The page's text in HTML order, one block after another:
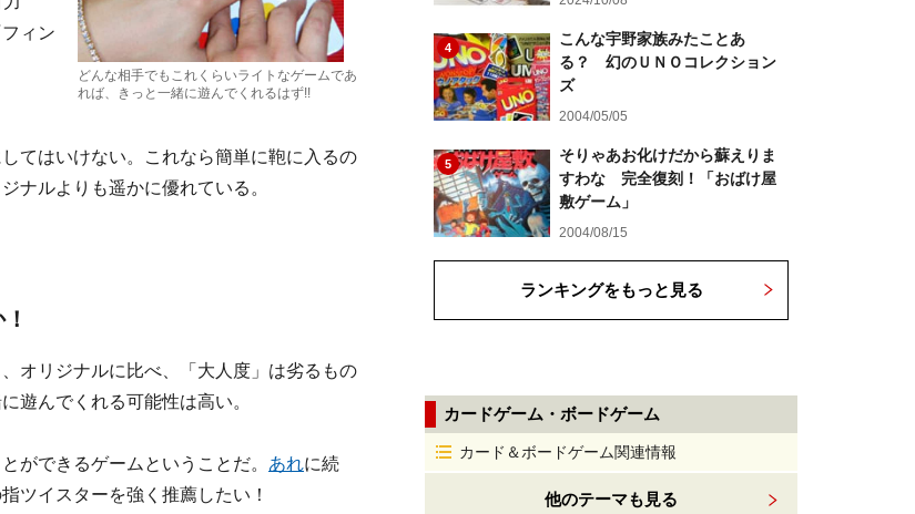
どんな相手でもこれくらいライトなゲームであ
れば、きっと一緒に遊んでくれるはず!!
ィン
てはいけない。これなら簡単に鞄に入るの
ナルよりも遥かに優れている。
オリジナルに比べ、「大人度」は劣るもの
遊んでくれる可能性は高い。
ができるゲームということだ。 あれに続
ツイスターを強く推薦したい！
4
こんな宇野家族みたことあ
る？ 幻のＵＮＯコレクション
ズ
2004/05/05
5
そりゃあお化けだから蘇えりま
すわな 完全復刻！「おばけ屋
敷ゲーム」
2004/08/15
ランキングをもっと見る
カードゲーム・ボードゲーム
カード＆ボードゲーム関連情報
他のテーマも見る